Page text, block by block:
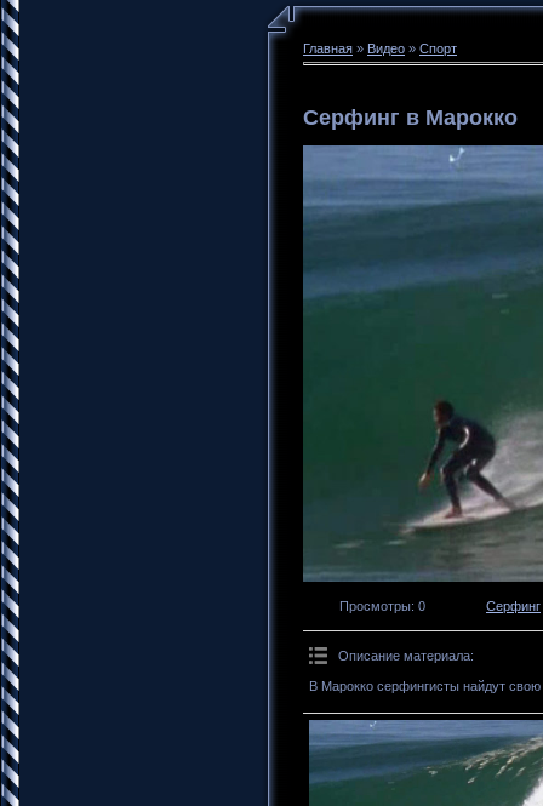
Главная » Видео » Спорт
Серфинг в Марокко
Просмотры: 0 Серфинг
Описание материала:
В Марокко серфингисты найдут свою